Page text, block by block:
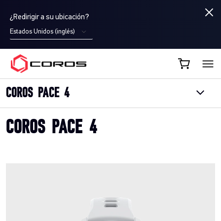
¿Redirigir a su ubicación?
Estados Unidos (inglés)
COROS ES
COROS PACE 4
COROS PACE 4